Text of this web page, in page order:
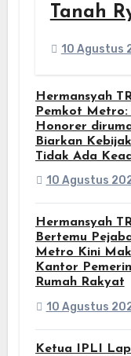
Tanah
10 Agustus
Hermansyah
Pemkot Metro:
Honorer
Biarkan
Tidak Ada
10 Agustus
Hermansyah
Bertemu
Metro Kini
Kantor
Rumah Rakyat
10 Agustus
Ketua IPLI